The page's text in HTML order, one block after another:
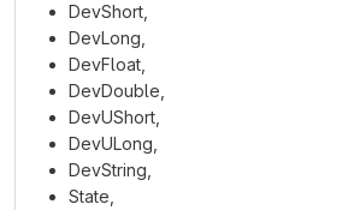
DevShort,
DevLong,
DevFloat,
DevDouble,
DevUShort,
DevULong,
DevString,
State,